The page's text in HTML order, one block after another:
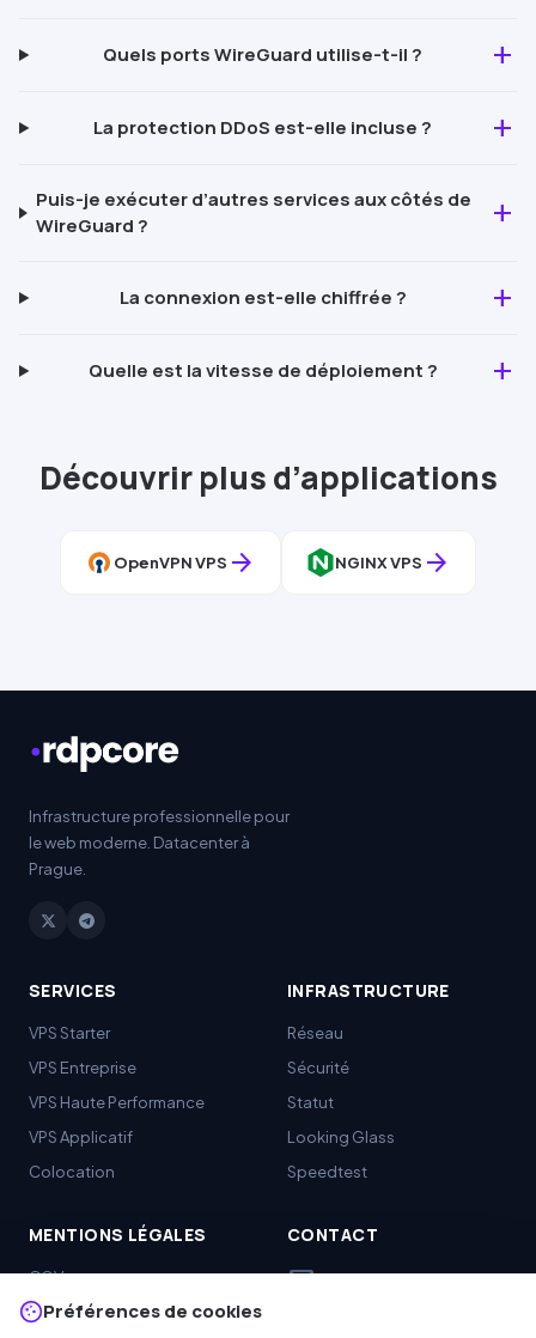
Quels portsWireGuard utilise-t-il ? add
La protection DDoS est-elle incluse ? add
Puis-je exécuter d’autres services aux côtés de
WireGuard? add
La connexion est-elle chiffrée ? add
Quelle est la vitesse de déploiement ? add
Découvrir plus d’applications
OpenVPNVPS arrow_forward NGINXVPS arrow_forward
Infrastructure professionnelle pour
le web moderne. Datacenter à
Prague.
SERVICES
VPSStarter
VPS Entreprise
VPS Haute Performance
VPS Applicatif
Colocation
INFRASTRUCTURE
Réseau
Sécurité
Statut
Looking Glass
Speedtest
MENTIONS LÉGALES
CGV
Politique de confidentialité
CONTACT
mail
Préférences de cookies